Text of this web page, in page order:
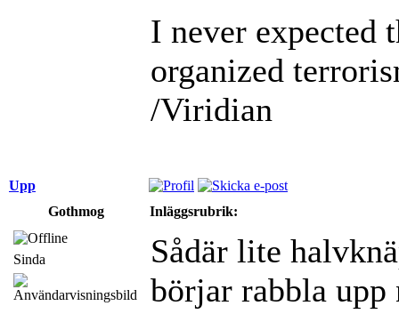
I never expected
organized
/Viridian
Upp
Gothmog
Inläggsrubrik:
Sinda
Sådär lite
börjar rabbla